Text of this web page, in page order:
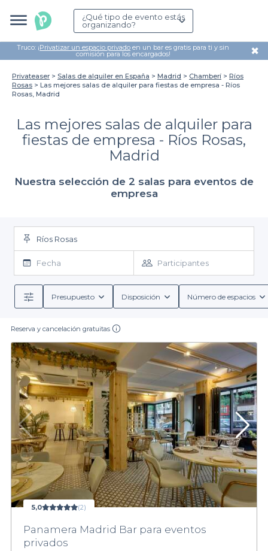
¿Qué tipo de evento estás
organizando?
Truco: ¡Privatizar un espacio privado en un bar es gratis para ti y sin
comisión para los encargados! ✖
Privateaser Salas de alquiler en España Madrid Chamberí
Ríos
Rosas
Las mejores salas de alquiler para fiestas de empresa - Ríos
Rosas, Madrid
Las mejores salas de alquiler para
fiestas de empresa - Ríos Rosas,
Madrid
Nuestra selección de 2 salas para eventos de
empresa
Ríos Rosas
Fecha Participantes
Presupuesto Disposición Número de espacios
Reserva y cancelación gratuitas
5,0 (2)
Panamera Madrid Bar para eventos
privados